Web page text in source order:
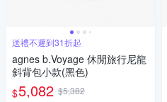
送禮不遲到31折起
agnes b.Voyage 休閒旅行尼龍
斜背包小款(黑色)
$5,082 $5,382